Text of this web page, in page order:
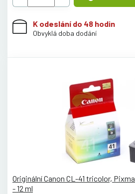
K odeslání do 48 hodin
Obvyklá doba dodání
Originální Canon CL-41 tricolor,
- 12 ml